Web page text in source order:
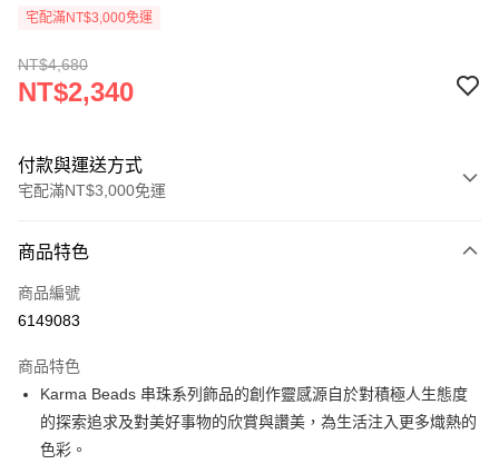
宅配滿NT$3,000免運
NT$4,680
NT$2,340
付款與運送方式
宅配滿NT$3,000免運
信用卡一次付款
Apple Pay
ATM付款
運送方式
商品特色
商品編號
6149083
商品特色
Karma Beads 串珠系列飾品的創作靈感源自於對積極人生態度
的探索追求及對美好事物的欣賞與讚美，為生活注入更多熾熱的
色彩。